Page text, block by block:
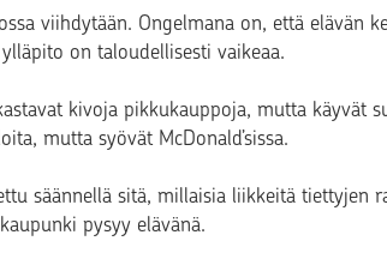
viihdytään. Ongelmana on, että elävän
on taloudellisesti vaikeaa.
kivoja pikkukauppoja, mutta käyvät
mutta syövät McDonald’sissa.
säännellä sitä, millaisia liikkeitä tiettyjen
pysyy elävänä.